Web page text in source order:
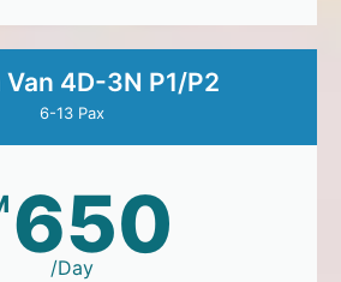
Van 4D-3N P1/P2
6-13 Pax
650
/Day